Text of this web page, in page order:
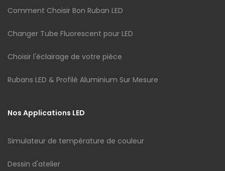
Comment Choisir Bon Ruban LED
Changer Tube Fluorescent pour LED
Choisir l'éclairage de votre pièce
Rubans LED & Profilé Aluminium Sur Mesure
Nos Applications LED
Simulateur de température de couleur
Dessin d'atelier